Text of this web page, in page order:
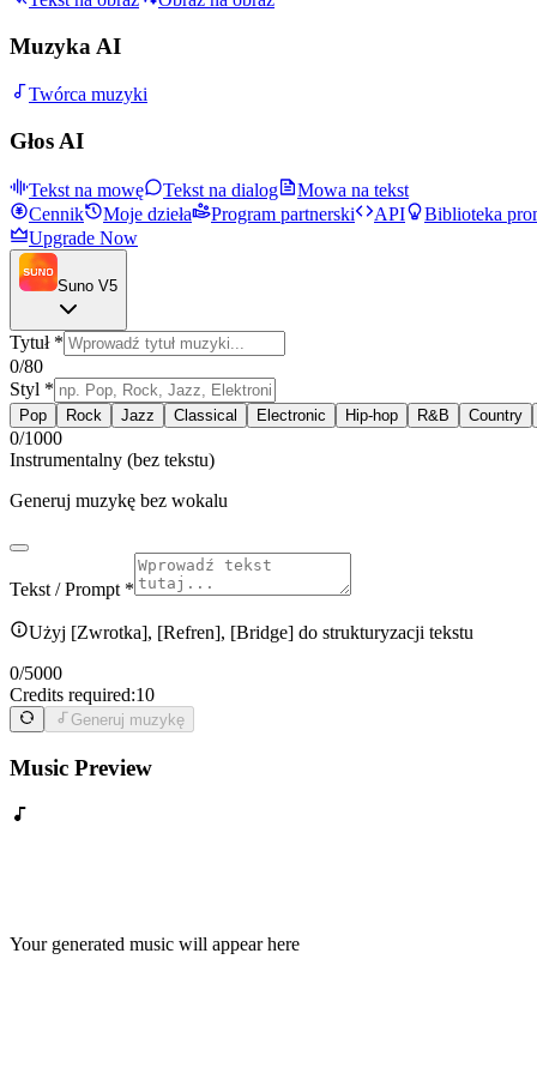
Muzyka AI
Twórca muzyki
Głos AI
Tekst na mowę Tekst na dialog
Mowa na tekst
Cennik
Moje dzieła Program partnerski API
Biblioteka
Upgrade Now
Suno V5
Tytuł*
0/80
Styl *
Pop Rock Jazz Classical Electronic Hip-hop R&B Country
0/1000
Instrumentalny (bez tekstu)
Generuj muzykę bez wokalu
Tekst / Prompt *
Użyj [Zwrotka], [Refren], [Bridge] do strukturyzacji tekstu
0/5000
Credits required:10
Generuj muzykę
Music Preview
Your generated music will appear here